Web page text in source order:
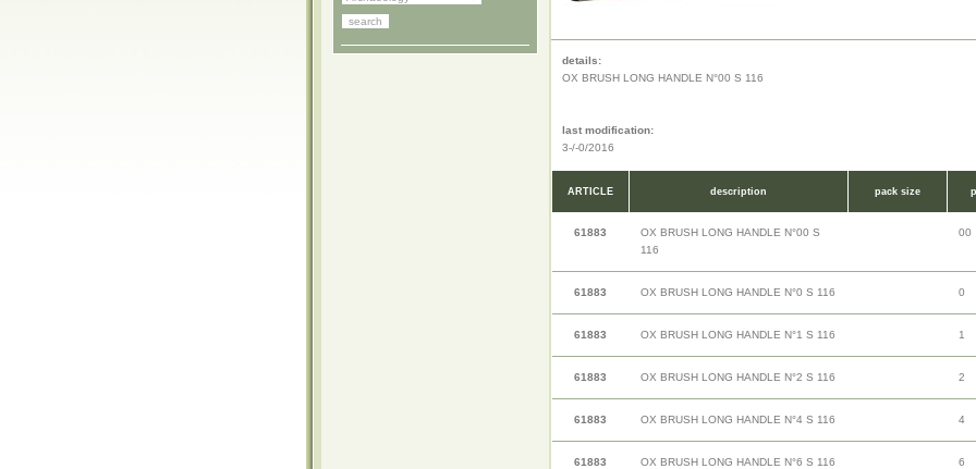
details:
OX BRUSH LONG HANDLE N°00 S 116
last modification:
3-/-0/2016
ARTICLE description pack size
61883
OX BRUSH LONG HANDLE N°00 S
116
00
61883 OX BRUSH LONG HANDLE N°0 S 116 0
61883 OX BRUSH LONG HANDLE N°1 S 116 1
61883 OX BRUSH LONG HANDLE N°2 S 116 2
61883 OX BRUSH LONG HANDLE N°4 S 116 4
61883 OX BRUSH LONG HANDLE N°6 S 116 6